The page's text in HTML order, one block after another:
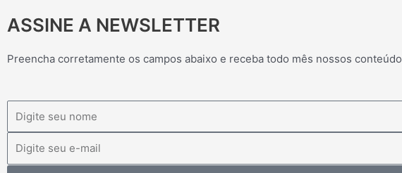
ASSINE A NEWSLETTER
Preencha corretamente os campos abaixo e receba todo mês nossos